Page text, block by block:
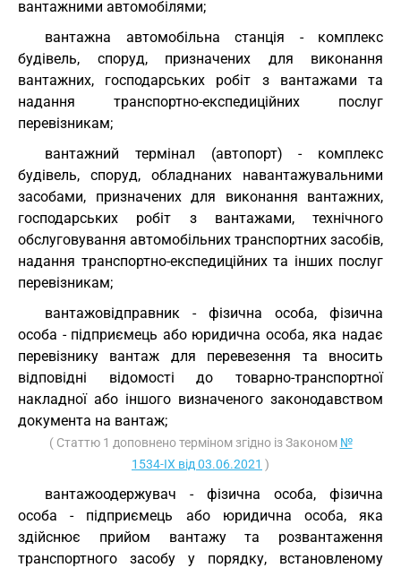
вантажними автомобілями;
вантажна автомобільна станція - комплекс
будівель, споруд, призначених для виконання
вантажних, господарських робіт з вантажами та
надання транспортно-експедиційних послуг
перевізникам;
вантажний термінал (автопорт) - комплекс
будівель, споруд, обладнаних навантажувальними
засобами, призначених для виконання вантажних,
господарських робіт з вантажами, технічного
обслуговування автомобільних транспортних засобів,
надання транспортно-експедиційних та інших послуг
перевізникам;
вантажовідправник - фізична особа, фізична
особа - підприємець або юридична особа, яка надає
перевізнику вантаж для перевезення та вносить
відповідні відомості до товарно-транспортної
накладної або іншого визначеного законодавством
документа на вантаж;
( Статтю 1 доповнено терміном згідно із Законом №
1534-IX від 03.06.2021 )
вантажоодержувач - фізична особа, фізична
особа - підприємець або юридична особа, яка
здійснює прийом вантажу та розвантаження
транспортного засобу у порядку, встановленому